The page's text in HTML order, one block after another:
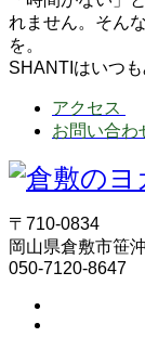
れません。そん
を。
SHANTIはいつ
アクセス
お問い合わ
〒710-0834
岡山県倉敷市笹
050-7120-8647